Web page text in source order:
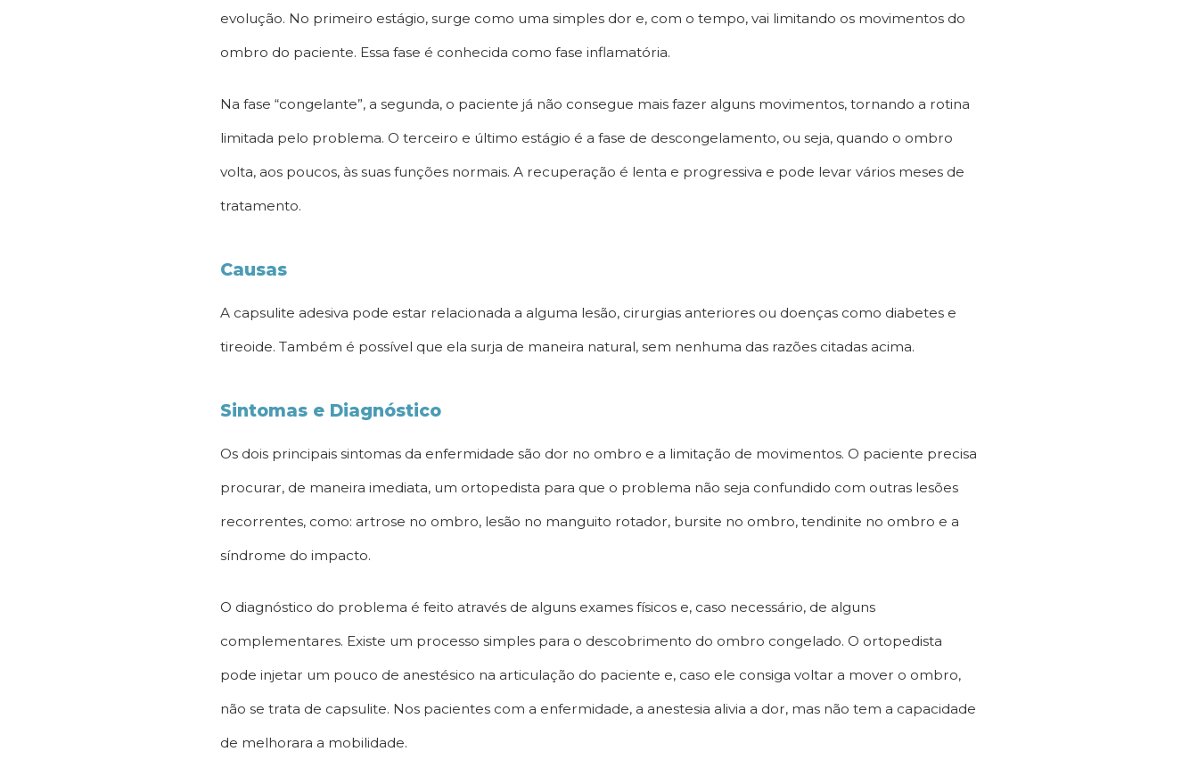
evolução. No primeiro estágio, surge como uma simples dor e, com o tempo, vai limitando os movimentos do
ombro do paciente. Essa fase é conhecida como fase inflamatória.
Na fase “congelante”, a segunda, o paciente já não consegue mais fazer alguns movimentos, tornando a rotina
limitada pelo problema. O terceiro e último estágio é a fase de descongelamento, ou seja, quando o ombro
volta, aos poucos, às suas funções normais. A recuperação é lenta e progressiva e pode levar vários meses de
tratamento.
Causas
A capsulite adesiva pode estar relacionada a alguma lesão, cirurgias anteriores ou doenças como diabetes e
tireoide. Também é possível que ela surja de maneira natural, sem nenhuma das razões citadas acima.
Sintomas e Diagnóstico
Os dois principais sintomas da enfermidade são dor no ombro e a limitação de movimentos. O paciente precisa
procurar, de maneira imediata, um ortopedista para que o problema não seja confundido com outras lesões
recorrentes, como: artrose no ombro, lesão no manguito rotador, bursite no ombro, tendinite no ombro e a
síndrome do impacto.
O diagnóstico do problema é feito através de alguns exames físicos e, caso necessário, de alguns
complementares. Existe um processo simples para o descobrimento do ombro congelado. O ortopedista
pode injetar um pouco de anestésico na articulação do paciente e, caso ele consiga voltar a mover o ombro,
não se trata de capsulite. Nos pacientes com a enfermidade, a anestesia alivia a dor, mas não tem a capacidade
de melhorara a mobilidade.